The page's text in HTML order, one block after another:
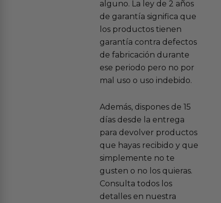
alguno. La ley de 2 años
de garantía significa que
los productos tienen
garantía contra defectos
de fabricación durante
ese periodo pero no por
mal uso o uso indebido.
Además, dispones de 15
días desde la entrega
para devolver productos
que hayas recibido y que
simplemente no te
gusten o no los quieras.
Consulta todos los
detalles en nuestra